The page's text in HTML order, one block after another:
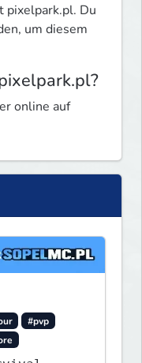
pixelpark.pl. Du
um diesem
online auf
#pvp